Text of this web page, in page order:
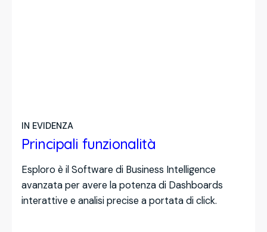
IN EVIDENZA
Principali funzionalità
Esploro è il Software di Business Intelligence
avanzata per avere la potenza di Dashboards
interattive e analisi precise a portata di click.